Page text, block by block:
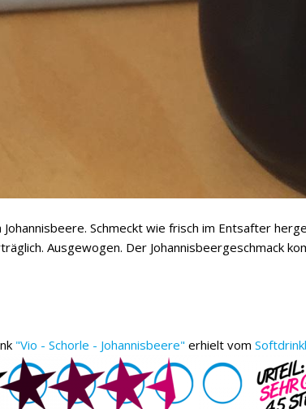
Johannisbeere. Schmeckt wie frisch im Entsafter
Ausgewogen. Der Johannisbeergeschmack
"Vio - Schorle - Johannisbeere" erhielt vom